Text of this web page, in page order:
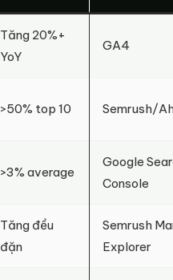
Tăng 20%+
YoY
GA4
>50% top 10 Semrush/
>3% average
Google
Console
Tăng đều
đặn
Semrush
Explorer